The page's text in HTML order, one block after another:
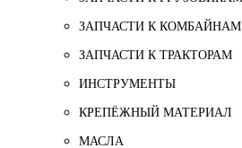
ЗАПЧАСТИ К КОМБАЙНАМ
ЗАПЧАСТИ К ТРАКТОРАМ
ИНСТРУМЕНТЫ
КРЕПЁЖНЫЙ МАТЕРИАЛ
МАСЛА